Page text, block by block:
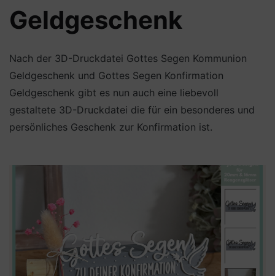
Geldgeschenk
Nach der 3D-Druckdatei Gottes Segen Kommunion
Geldgeschenk und Gottes Segen Konfirmation
Geldgeschenk gibt es nun auch eine liebevoll
gestaltete 3D-Druckdatei die für ein besonderes und
persönliches Geschenk zur Konfirmation ist.